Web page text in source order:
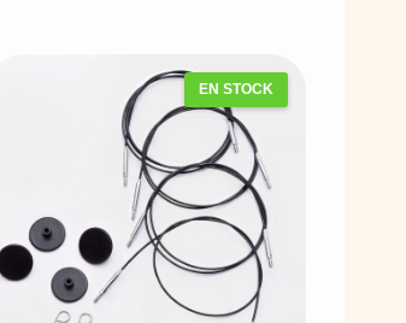
EN STOCK